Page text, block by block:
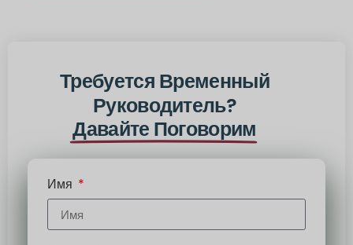
Требуется Временный
Руководитель?
Давайте Поговорим
Имя